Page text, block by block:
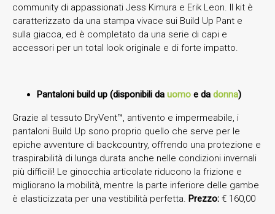
community di appassionati Jess Kimura e Erik Leon. Il kit è
caratterizzato da una stampa vivace sui Build Up Pant e
sulla giacca, ed è completato da una serie di capi e
accessori per un total look originale e di forte impatto.
Pantaloni build up (disponibili da uomo e da donna)
Grazie al tessuto DryVent™, antivento e impermeabile, i
pantaloni Build Up sono proprio quello che serve per le
epiche avventure di backcountry, offrendo una protezione e
traspirabilità di lunga durata anche nelle condizioni invernali
più difficili! Le ginocchia articolate riducono la frizione e
migliorano la mobilità, mentre la parte inferiore delle gambe
è elasticizzata per una vestibilità perfetta. Prezzo: € 160,00